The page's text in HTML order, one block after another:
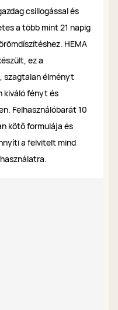
csillogással és
a több mint 21 napig
HEMA
ez a
szagtalan élményt
kiváló fényt és
Felhasználóbarát 10
kötő formulája és
a felvitelt mind